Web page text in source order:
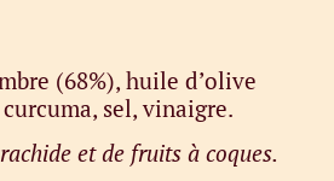
(68%), huile d’olive
sel, vinaigre.
et de fruits à coques.